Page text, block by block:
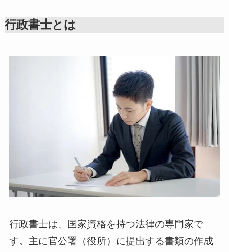
行政書士とは
行政書士は、国家資格を持つ法律の専門家で
す。主に官公署（役所）に提出する書類の作成